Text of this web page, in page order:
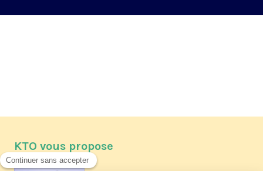
KTO vous propose